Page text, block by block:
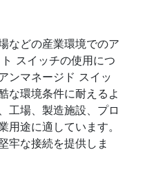
などの産業環境でのア
スイッチの使用につ
ンマネージド スイッ
な環境条件に耐えるよ
工場、製造施設、プロ
用途に適しています。
牢な接続を提供しま